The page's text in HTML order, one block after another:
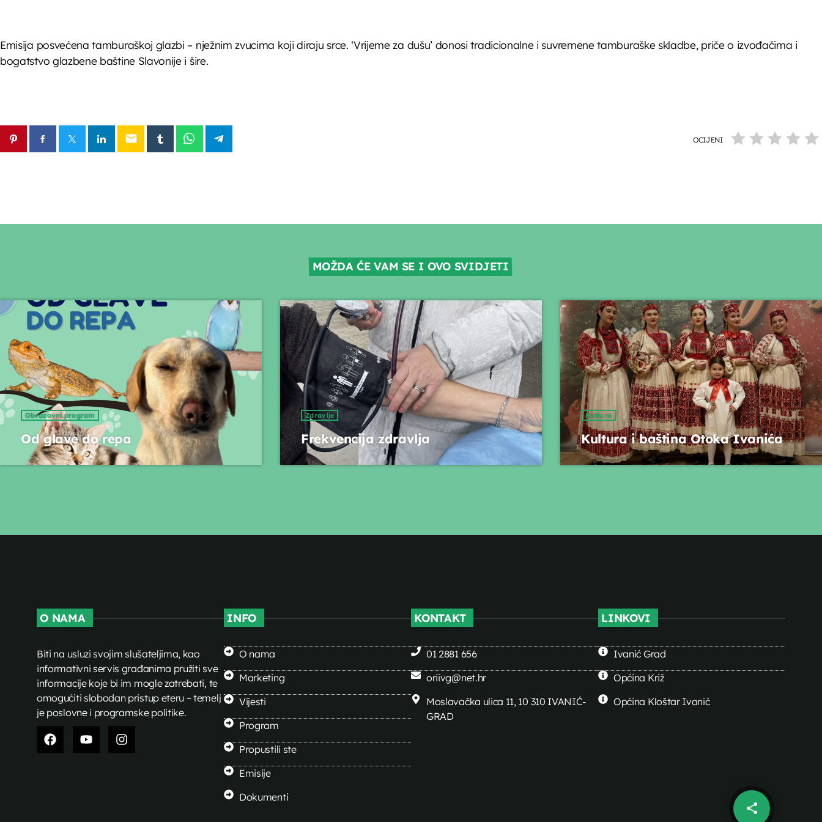
Servisne informacije
Vijesti
08:45 - 09:00
share
email
Emisija posvećena tamburaškoj glazbi – nježnim zvucima koji diraju srce. ‘Vrijeme za dušu’ donosi tradicionalne i suvremene tamburaške skladbe, priče o izvođačima i
bogatstvo glazbene baštine Slavonije i šire.
email OCIJENI
MOŽDA ĆE VAM SE I OVO SVIDJETI
Obrazovni program
Od glave do repa
Zdravlje
Frekvencija zdravlja
Kultura
Kultura i baština Otoka Ivanića
O NAMA
Biti na usluzi svojim slušateljima, kao
informativni servis građanima pružiti sve
informacije koje bi im mogle zatrebati, te
omogućiti slobodan pristup eteru – temelj
je poslovne i programske politike.
INFO
O nama
Marketing
Vijesti
Program
Propustili ste
Emisije
Dokumenti
KONTAKT
01 2881 656
oriivg@net.hr
Moslavačka ulica 11, 10 310 IVANIĆ-
GRAD
LINKOVI
Ivanić Grad
Općina Križ
Općina Kloštar Ivanić